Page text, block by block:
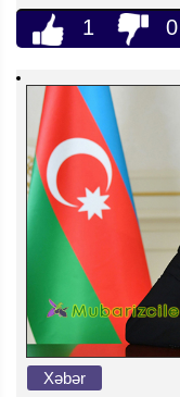
1 0
Xəbər